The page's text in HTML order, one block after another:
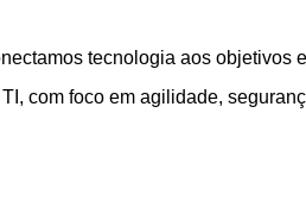
tecnologia aos
TI, com foco em agilidade,